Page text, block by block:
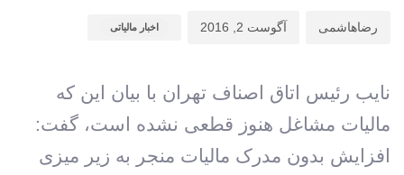
رضاهاشمی آگوست 2, 2016 اخبار مالیاتی
نایب رئیس اتاق اصناف تهران با بیان این که
مالیات مشاغل هنوز قطعی نشده است، گفت:
افزایش بدون مدرک مالیات منجر به زیر میزی